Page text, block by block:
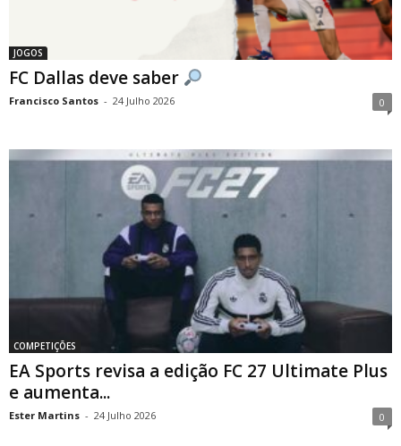
JOGOS
FC Dallas deve saber
Francisco Santos - 24 Julho 2026 0
COMPETIÇÕES
EA Sports revisa a edição FC 27 Ultimate Plus
e aumenta...
Ester Martins - 24 Julho 2026 0